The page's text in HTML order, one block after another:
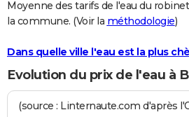
FORUM
Bricolage
Lifestyle
Culture
Sport
Auto
Television
Voyage
Cinema
Moyenne des tarifs de l'eau du
la commune. (Voir la méthodologie)
Dans quelle ville l'eau est la plus
Evolution du prix de l'eau à
(source : Linternaute.com d'après